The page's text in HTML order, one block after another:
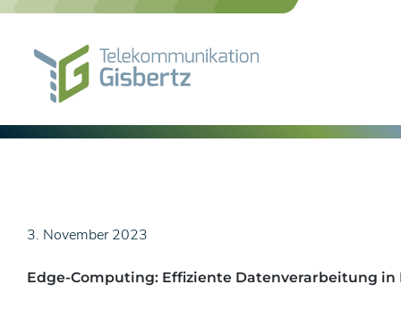
Skip
3. November 2023
Edge-Computing: Effiziente Datenverarbeitung in